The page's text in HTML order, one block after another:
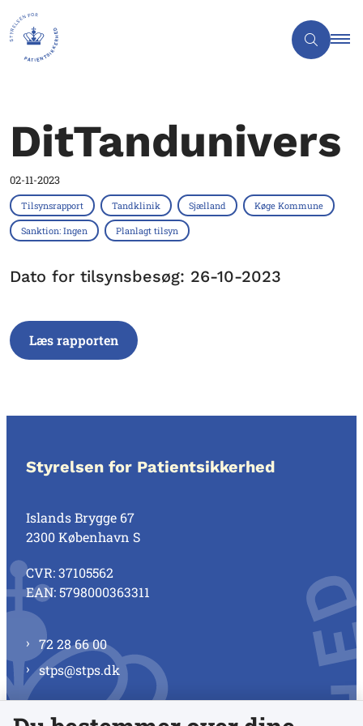
DitTandunivers
02-11-2023
Tilsynsrapport Tandklinik Sjælland Køge Kommune
Sanktion: Ingen Planlagt tilsyn
Dato for tilsynsbesøg: 26-10-2023
Læs rapporten
Styrelsen for Patientsikkerhed
Islands Brygge 67
2300 København S
CVR: 37105562
EAN: 5798000363311
72 28 66 00
stps@stps.dk